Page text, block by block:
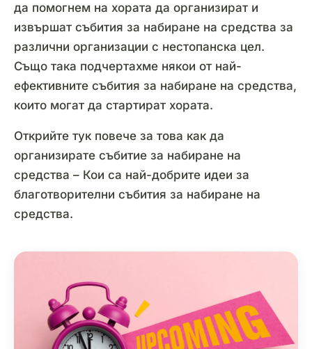
да помогнем на хората да организират и
извършат събития за набиране на средства за
различни организации с нестопанска цел.
Също така подчертахме някои от най-
ефективните събития за набиране на средства,
които могат да стартират хората.
Открийте тук повече за това как да
организирате събитие за набиране на
средства – Кои са най-добрите идеи за
благотворителни събития за набиране на
средства.